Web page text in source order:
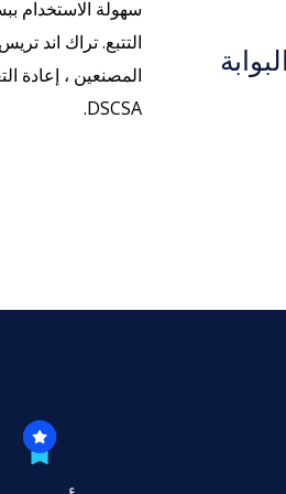
سهولة الاستخدام
DSCSA.